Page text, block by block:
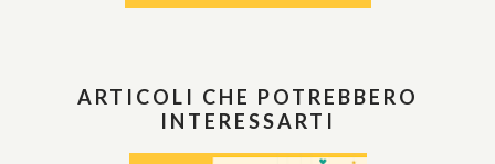
ARTICOLI CHE POTREBBERO
INTERESSARTI